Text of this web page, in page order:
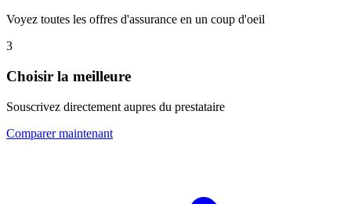
Voyez toutes les offres d'assurance en un coup d'oeil
3
Choisir la meilleure
Souscrivez directement aupres du prestataire
Comparer maintenant